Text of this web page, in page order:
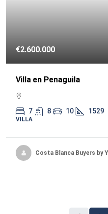
€2.600.000
Villa en Penaguila
7 8 10 1529
VILLA
Costa Blanca Buyers by